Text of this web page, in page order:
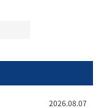
2026.08.07